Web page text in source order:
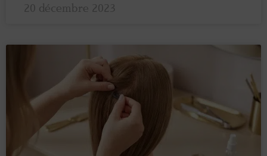
20 décembre 2023